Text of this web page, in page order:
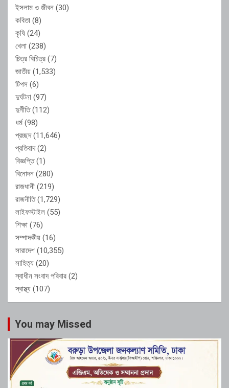
ইসলাম ও জীবন (30)
কবিতা (8)
কৃষি (24)
খেলা (238)
চিত্র বিচিত্র (7)
জাতীয় (1,533)
টিপস (6)
দুর্ঘটনা (97)
দুর্নীতি(112)
ধর্ম(98)
প্রচ্ছদ(11,646)
প্রতিবাদ(2)
বিজ্ঞপ্তি(1)
বিনোদন (280)
রাজধানী (219)
রাজনীতি(1,729)
লাইফস্টাইল (55)
শিক্ষা (76)
সম্পাদকীয় (16)
সারাদেশ (10,355)
সাহিত্য (20)
স্বাধীন সংবাদ পরিবার (2)
স্বাস্থ্য (107)
You may Missed